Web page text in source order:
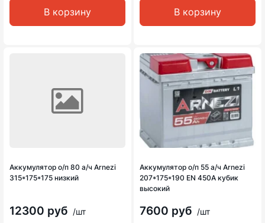
В корзину В корзину
Аккумулятор о/п 80 а/ч Arnezi
315*175*175 низкий
12300 руб /шт
Аккумулятор о/п 55 а/ч Arnezi
207*175*190 EN 450A кубик
высокий
7600 руб /шт